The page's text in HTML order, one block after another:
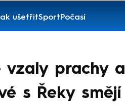
ušetřitSportPočasí
vzaly prachy a
s Řeky smějí